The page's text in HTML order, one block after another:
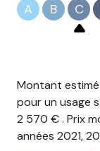
A B C
Montant
pour un usage
2 570 € . Prix
années 2021,